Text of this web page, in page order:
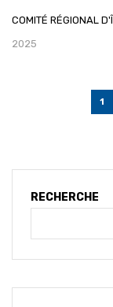
COMITÉ RÉGIONAL
2025
1
RECHERCHE